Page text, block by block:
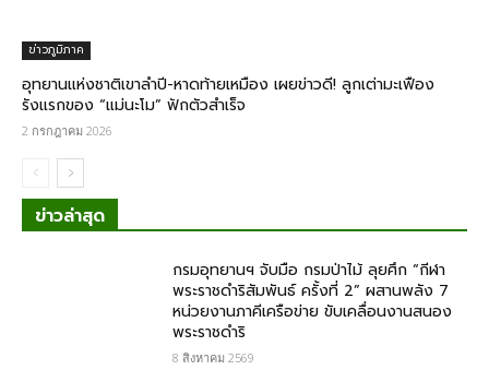
ข่าวภูมิภาค
อุทยานแห่งชาติเขาลำปี-หาดท้ายเหมือง เผยข่าวดี! ลูกเต่ามะเฟือง
รังแรกของ “แม่นะโม” ฟักตัวสำเร็จ
2 กรกฎาคม 2026
ข่าวล่าสุด
กรมอุทยานฯ จับมือ กรมป่าไม้ ลุยศึก “กีฬา
พระราชดำริสัมพันธ์ ครั้งที่ 2” ผสานพลัง 7
หน่วยงานภาคีเครือข่าย ขับเคลื่อนงานสนอง
พระราชดำริ
8 สิงหาคม 2569